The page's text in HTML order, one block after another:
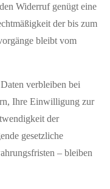
Widerruf genügt eine
der bis zum
bleibt vom
verbleiben bei
Ihre Einwilligung zur
der
gesetzliche
– bleiben